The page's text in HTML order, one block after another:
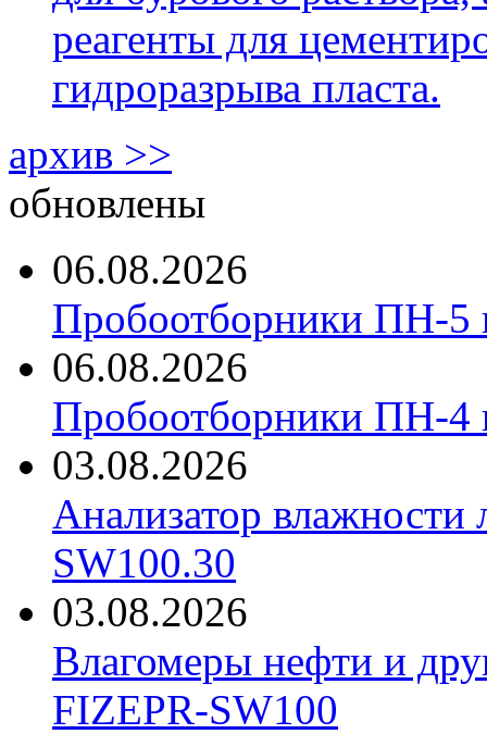
реагенты для
гидроразрыва пласта.
архив >>
обновлены
06.08.2026
Пробоотборники ПН-
06.08.2026
Пробоотборники ПН-
03.08.2026
Анализатор
SW100.30
03.08.2026
Влагомеры нефти и
FIZEPR-SW100